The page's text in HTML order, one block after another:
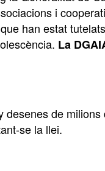
i
han estat
La
de milions
se la llei.